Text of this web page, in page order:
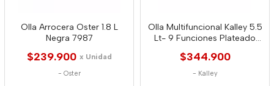
Olla Arrocera Oster 1.8 L
Negra 7987
$239.900 x Unidad
- Oster
Olla Multifuncional Kalley 5.5
Lt- 9 Funciones Plateado
$344.900
- Kalley